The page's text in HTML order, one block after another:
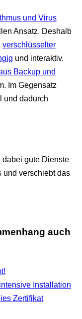
und Virus
Ansatz. Deshalb
verschlüsselter
und interaktiv.
Backup und
Im Gegensatz
und dadurch
dabei gute Dienste
und verschiebt das
auch
Installation
Zertifikat